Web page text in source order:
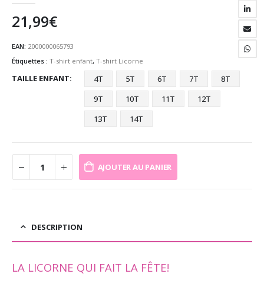
21,99€
EAN: 2000000065793
Étiquettes : T-shirt enfant, T-shirt Licorne
TAILLE ENFANT 4T 5T 6T 7T
8T
9T
10T 11T
12T
13T
14T
AJOUTER AU PANIER
DESCRIPTION
LA LICORNE QUI FAIT LA FÊTE!